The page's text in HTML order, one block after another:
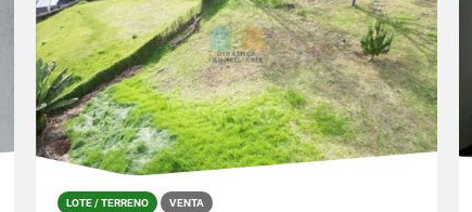
LOTE / TERRENO VENTA